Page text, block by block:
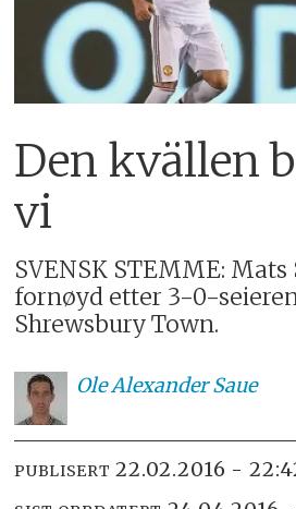
Den kvällen
vi
SVENSK STEMME: Mats
fornøyd etter 3-0-
Shrewsbury Town.
OleAlexander Saue
PUBLISERT 22.02.2016 -